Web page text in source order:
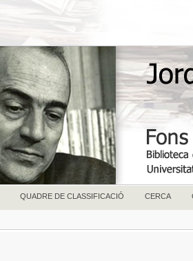
QUADRE DE CLASSIFICACIÓ CERCA